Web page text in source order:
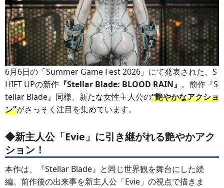
6月6日の「Summer Game Fest 2026」にて発表された、S
HIFT UPの新作 『Stellar Blade: BLOOD RAIN』 。前作『S
tellar Blade』同様、新たな女性主人公の“艶やかなアクショ
ン”がさっそく注目を集めています。
◆新主人公「Evie」に引き継がれる艶やかアク
ション！
本作は、『Stellar Blade』と同じ世界観を舞台にした続
編。前作後の出来事を新主人公「Evie」の視点で描きま